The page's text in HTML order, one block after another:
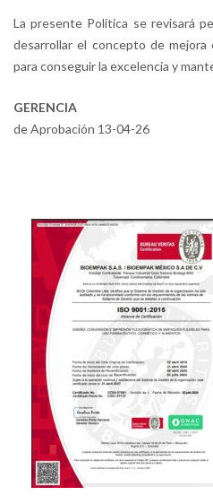
La presente Política se revisará
desarrollar el concepto de
para conseguir la excelencia y
GERENCIA
de Aprobación 13-04-26